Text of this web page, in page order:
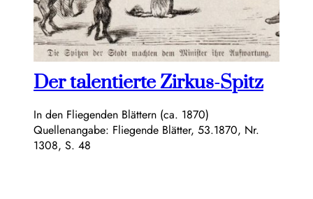
Der talentierte Zirkus-Spitz
In den Fliegenden Blättern (ca. 1870)
Quellenangabe: Fliegende Blätter, 53.1870, Nr.
1308, S. 48